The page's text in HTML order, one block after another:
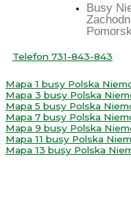
Busy
Telefon 731-843-843
Mapa 1 busy Polska
Mapa 3 busy Polska
Mapa 5 busy Polska
Mapa 7 busy Polska
Mapa 9 busy Polska
Mapa 11 busy Polska
Mapa 13 busy Polska